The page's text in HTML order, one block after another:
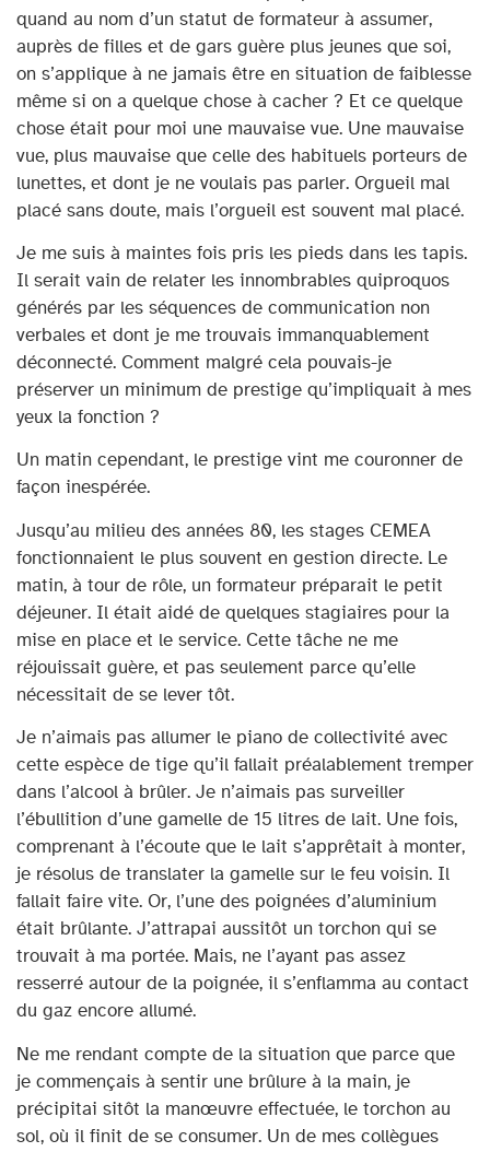
quand au nom d’un statut de formateur à assumer,
auprès de filles et de gars guère plus jeunes que soi,
on s’applique à ne jamais être en situation de faiblesse
même si on a quelque chose à cacher ? Et ce quelque
chose était pour moi une mauvaise vue. Une mauvaise
vue, plus mauvaise que celle des habituels porteurs de
lunettes, et dont je ne voulais pas parler. Orgueil mal
placé sans doute, mais l’orgueil est souvent mal placé.
Je me suis à maintes fois pris les pieds dans les tapis.
Il serait vain de relater les innombrables quiproquos
générés par les séquences de communication non
verbales et dont je me trouvais immanquablement
déconnecté. Comment malgré cela pouvais-je
préserver un minimum de prestige qu’impliquait à mes
yeux la fonction ?
Un matin cependant, le prestige vint me couronner de
façon inespérée.
Jusqu’au milieu des années 80, les stages CEMEA
fonctionnaient le plus souvent en gestion directe. Le
matin, à tour de rôle, un formateur préparait le petit
déjeuner. Il était aidé de quelques stagiaires pour la
mise en place et le service. Cette tâche ne me
réjouissait guère, et pas seulement parce qu’elle
nécessitait de se lever tôt.
Je n’aimais pas allumer le piano de collectivité avec
cette espèce de tige qu’il fallait préalablement tremper
dans l’alcool à brûler. Je n’aimais pas surveiller
l’ébullition d’une gamelle de 15 litres de lait. Une fois,
comprenant à l’écoute que le lait s’apprêtait à monter,
je résolus de translater la gamelle sur le feu voisin. Il
fallait faire vite. Or, l’une des poignées d’aluminium
était brûlante. J’attrapai aussitôt un torchon qui se
trouvait à ma portée. Mais, ne l’ayant pas assez
resserré autour de la poignée, il s’enflamma au contact
du gaz encore allumé.
Ne me rendant compte de la situation que parce que
je commençais à sentir une brûlure à la main, je
précipitai sitôt la manœuvre effectuée, le torchon au
sol, où il finit de se consumer. Un de mes collègues